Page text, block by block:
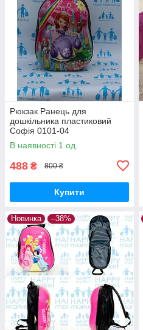
Рюкзак Ранець для
дошкільника пластиковий
Софія 0101-04
В наявності 1 од.
488 ₴ 800 ₴
Купити
Новинка –38%